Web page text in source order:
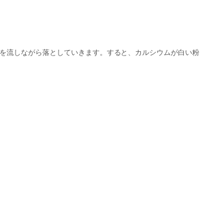
流しながら落としていきます。すると、カルシウムが白い粉